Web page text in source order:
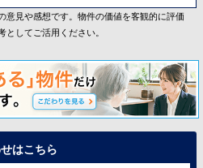
見や感想です。物件の価値を客観的に評価
してご活用ください。
はこちら